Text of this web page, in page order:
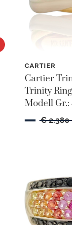
CARTIER
Cartier
Trinity
Modell Gr.:
€ 2.380